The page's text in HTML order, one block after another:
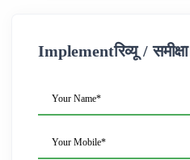
Implementरिव्यू / समीक्षा
Your Name*
Your Mobile*